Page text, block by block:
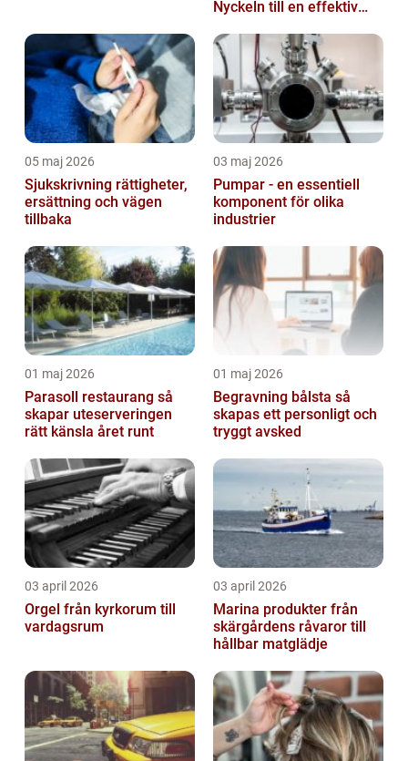
Nyckeln till en effektiv
05 maj 2026
Sjukskrivning rättigheter,
ersättning och vägen
tillbaka
03 maj 2026
Pumpar - en essentiell
komponent för olika
industrier
01 maj 2026
Parasoll restaurang så
skapar uteserveringen
rätt känsla året runt
01 maj 2026
Begravning bålsta så
skapas ett personligt och
tryggt avsked
03 april 2026
Orgel från kyrkorum till
vardagsrum
03 april 2026
Marina produkter från
skärgårdens råvaror till
hållbar matglädje